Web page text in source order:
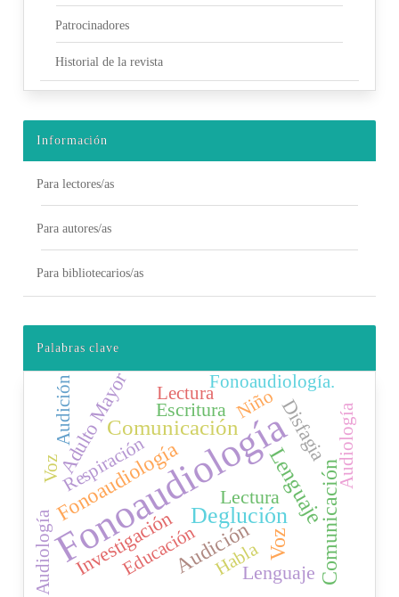
Patrocinadores
Historial de la revista
Información
Para lectores/as
Para autores/as
Para bibliotecarios/as
Palabras clave
Fonoaudiología
DegluciónLenguaje
Comunicación
Fonoaudiología
Voz
Audición Comunicación
Investigación Lenguaje
Adulto Mayor Disfagia
Lectura
Escritura
Habla
Educación
Lectura
Audiología
Respiración
Fonoaudiología.
Voz
Niño
Audición
Audiología